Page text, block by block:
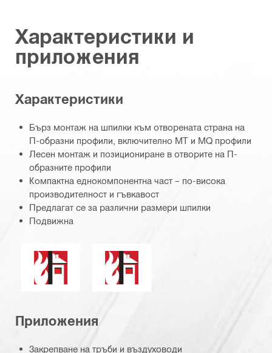
Характеристики и
приложения
Характеристики
Бърз монтаж на шпилки към отворената страна на
П-образни профили, включително MT и MQ профили
Лесен монтаж и позициониране в отворите на П-
образните профили
Компактна еднокомпонентна част – по-висока
производителност и гъвкавост
Предлагат се за различни размери шпилки
Подвижна
ОгнеустойчивостПродуктите в тази група имат
Приложения
Закрепване на тръби и въздуховоди